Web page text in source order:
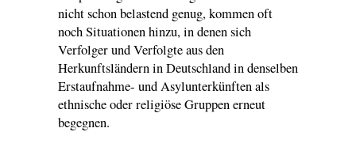
nicht schon belastend genug, kommen oft
noch Situationen hinzu, in denen sich
Verfolger und Verfolgte aus den
Herkunftsländern in Deutschland in denselben
Erstaufnahme- und Asylunterkünften als
ethnische oder religiöse Gruppen erneut
begegnen.